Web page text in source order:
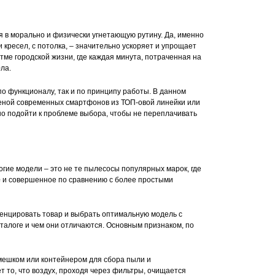
морально и физически угнетающую рутину. Да, именно
с потолка, – значительно ускоряет и упрощает
городской жизни, где каждая минута, потраченная на
функционалу, так и по принципу работы. В данном
современных смартфонов из ТОП-овой линейки или
подойти к проблеме выбора, чтобы не переплачивать
модели – это не те пылесосы популярных марок, где
и совершенное по сравнению с более простыми
товар и выбрать оптимальную модель с
и чем они отличаются. Основным признаком, по
или контейнером для сбора пыли и
что воздух, проходя через фильтры, очищается